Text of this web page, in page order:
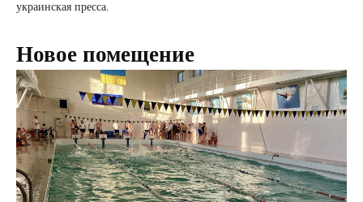
украинская пресса.
Новое помещение